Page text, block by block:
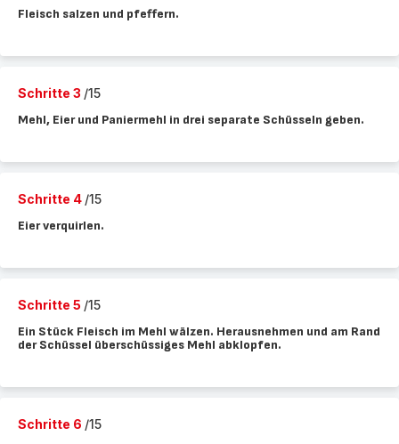
Fleisch salzen und pfeffern.
Schritte 3 /15
Mehl, Eier und Paniermehl in drei separate Schüsseln geben.
Schritte 4 /15
Eier verquirlen.
Schritte 5 /15
Ein Stück Fleisch im Mehl wälzen. Herausnehmen und am Rand
der Schüssel überschüssiges Mehl abklopfen.
Schritte 6 /15